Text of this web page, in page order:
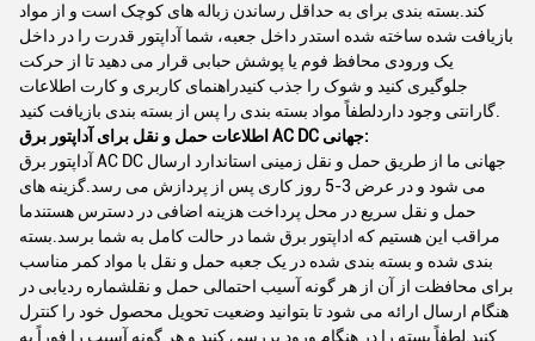
کند.بسته بندی برای به حداقل رساندن زباله های کوچک است و از مواد
بازیافت شده ساخته شده استدر داخل جعبه، شما آداپتور قدرت را در داخل
یک ورودی محافظ فوم یا پوشش حبابی قرار می دهید تا از حرکت
جلوگیری کنید و شوک را جذب کنیدراهنمای کاربری و کارت اطلاعات
گارانتی وجود داردلطفاً مواد بسته بندی را پس از بسته بندی بازیافت کنید.
اطلاعات حمل و نقل برای آداپتور برق AC DC جهانی:
آداپتور برق AC DC جهانی ما از طریق حمل و نقل زمینی استاندارد ارسال
می شود و در عرض 3-5 روز کاری پس از پردازش می رسد.گزینه های
حمل و نقل سریع در محل پرداخت هزینه اضافی در دسترس هستندما
مراقب اين هستيم که اداپتور برق شما در حالت کامل به شما برسد.بسته
بندی شده و بسته بندی شده در یک جعبه حمل و نقل با مواد کمر مناسب
برای محافظت از آن از هر گونه آسیب احتمالی حمل و نقلشماره ردیابی در
هنگام ارسال ارائه می شود تا بتوانید وضعیت تحویل محصول خود را کنترل
کنید.لطفاً بسته را در هنگام ورود بررسی کنید و هر گونه آسیب را فوراً به